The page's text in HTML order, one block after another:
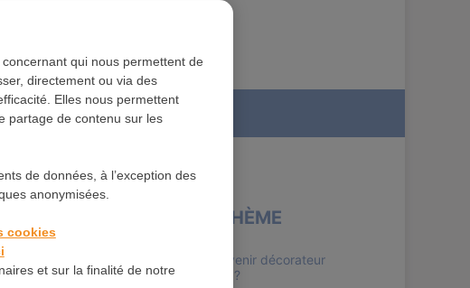
SUR LE MÊME THÈME
Comment devenir décorateur
événementiel ?
qui nous permettent de
directement ou via des
Elles nous permettent
partage de contenu sur les
de données, à l’exception des
anonymisées.
cookies
et sur la finalité de notre